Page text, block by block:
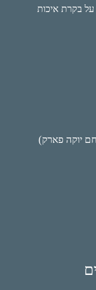
על בקרת איכות